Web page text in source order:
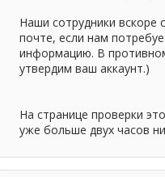
Наши сотрудники вскоре
почте, если нам
информацию. В
утвердим ваш аккаунт.)
На странице проверки
уже больше двух часов